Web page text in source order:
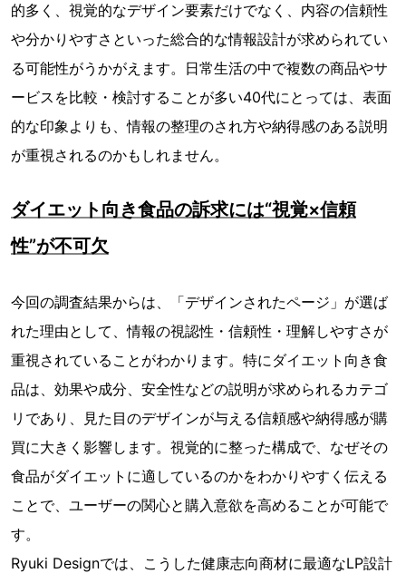
的多く、視覚的なデザイン要素だけでなく、内容の信頼性
や分かりやすさといった総合的な情報設計が求められてい
る可能性がうかがえます。日常生活の中で複数の商品やサ
ービスを比較・検討することが多い40代にとっては、表面
的な印象よりも、情報の整理のされ方や納得感のある説明
が重視されるのかもしれません。
ダイエット向き食品の訴求には“視覚×信頼
性”が不可欠
今回の調査結果からは、「デザインされたページ」が選ば
れた理由として、情報の視認性・信頼性・理解しやすさが
重視されていることがわかります。特にダイエット向き食
品は、効果や成分、安全性などの説明が求められるカテゴ
リであり、見た目のデザインが与える信頼感や納得感が購
買に大きく影響します。視覚的に整った構成で、なぜその
食品がダイエットに適しているのかをわかりやすく伝える
ことで、ユーザーの関心と購入意欲を高めることが可能で
す。
Ryuki Designでは、こうした健康志向商材に最適なLP設計